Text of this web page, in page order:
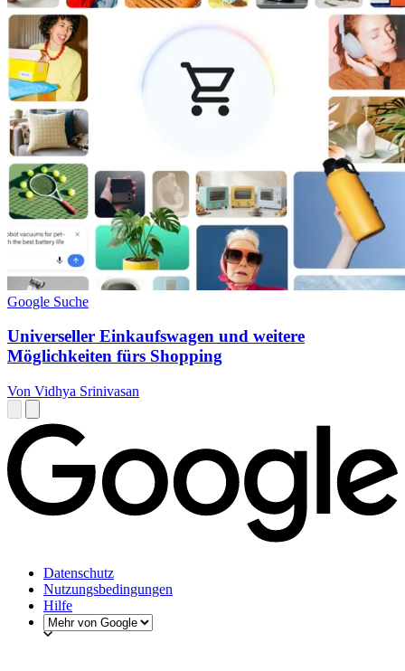
Google Suche
Universeller Einkaufswagen und weitere
Möglichkeiten fürs Shopping
Von Vidhya Srinivasan
Datenschutz
Nutzungsbedingungen
Hilfe